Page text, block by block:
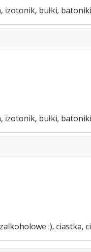
izotonik, bułki,
izotonik, bułki,
:), ciastka,